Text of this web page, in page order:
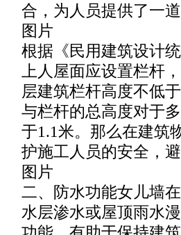
合，为人员提供了一道
图片
根据《民用建筑设计
上人屋面应设置栏杆
层建筑栏杆高度不低
与栏杆的总高度对于
于1.1米。那么在建筑
护施工人员的安全，
图片
二、防水功能女儿墙
水层渗水或屋顶雨水